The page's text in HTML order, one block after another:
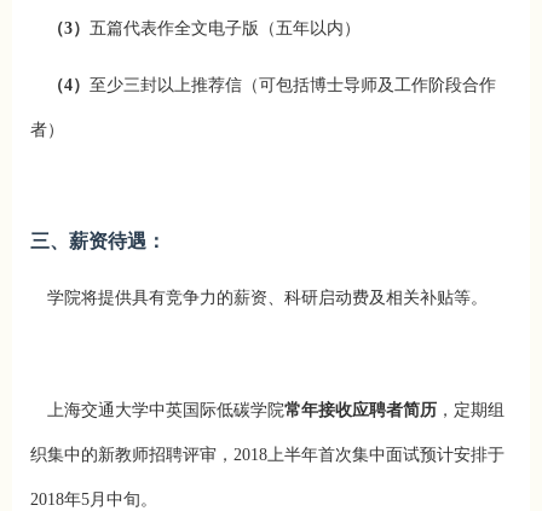
（3） 五篇代表作全文电子版（五年以内）
（4） 至少三封以上推荐信（可包括博士导师及工作阶段合作
者）
三、薪资待遇：
学院将提供具有竞争力的薪资、科研启动费及相关补贴等。
上海交通大学中英国际低碳学院常年接收应聘者简历 ，定期组
织集中的新教师招聘评审，2018上半年首次集中面试预计安排于
2018年5月中旬。